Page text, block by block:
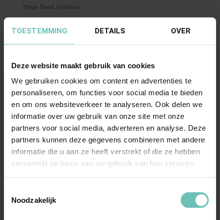
TOESTEMMING DETAILS OVER
Deze website maakt gebruik van cookies
We gebruiken cookies om content en advertenties te
personaliseren, om functies voor social media te bieden
en om ons websiteverkeer te analyseren. Ook delen we
informatie over uw gebruik van onze site met onze
partners voor social media, adverteren en analyse. Deze
partners kunnen deze gegevens combineren met andere
informatie die u aan ze heeft verstrekt of die ze hebben
verzameld op basis van uw gebruik van hun services.
Noodzakelijk
periodieke ...
Hoge Raad Updates
27 MAART 2026
Uitspraak Hoge Raad: Verbintenissenrecht
(ECLI:NL:HR:2026:507, 27 maart 2026,
klachtplicht; ...
Hoge Raad Updates